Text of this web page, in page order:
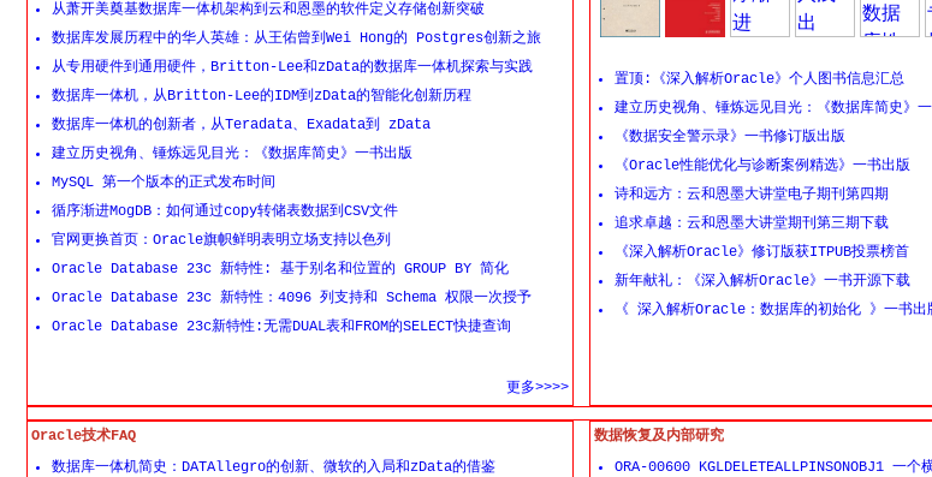
从萧开美奠基数据库一体机架构到云和恩墨的软件定义存储创新突破
数据库发展历程中的华人英雄：从王佑曾到Wei Hong的 Postgres创新之旅
从专用硬件到通用硬件，Britton-Lee和zData的数据库一体机探索与实践
数据库一体机，从Britton-Lee的IDM到zData的智能化创新历程
数据库一体机的创新者，从Teradata、Exadata到 zData
建立历史视角、锤炼远见目光：《数据库简史》一书出版
MySQL 第一个版本的正式发布时间
循序渐进MogDB：如何通过copy转储表数据到CSV文件
官网更换首页：Oracle旗帜鲜明表明立场支持以色列
Oracle Database 23c 新特性: 基于别名和位置的 GROUP BY 简化
Oracle Database 23c 新特性：4096 列支持和 Schema 权限一次授予
Oracle Database 23c新特性:无需DUAL表和FROM的SELECT快捷查询
更多>>>>
置顶:《深入解析Oracle》个人图书信息汇总
建立历史视角、锤炼远见目光：《数据库简史》
《数据安全警示录》一书修订版出版
《Oracle性能优化与诊断案例精选》一书出版
诗和远方：云和恩墨大讲堂电子期刊第四期
追求卓越：云和恩墨大讲堂期刊第三期下载
《深入解析Oracle》修订版获ITPUB投票榜首
新年献礼：《深入解析Oracle》一书开源下载
《 深入解析Oracle：数据库的初始化 》一书出
Oracle技术FAQ
数据库一体机简史：DATAllegro的创新、微软的入局和zData的借鉴
数据恢复及内部研究
ORA-00600 KGLDELETEALLPINSONOBJ1 一